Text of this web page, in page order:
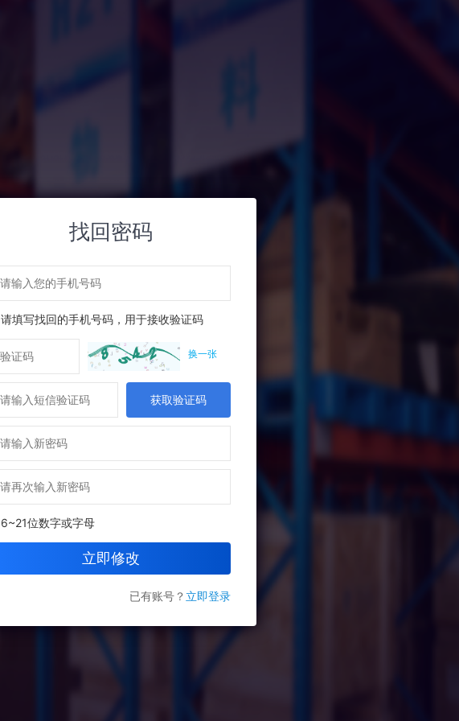
找回密码
请填写找回的手机号码，用于接收验证码
换一张
获取验证码
6~21位数字或字母
立即修改
已有账号？ 立即登录